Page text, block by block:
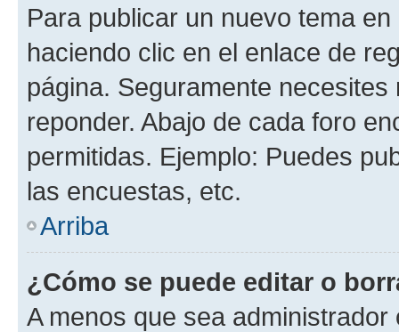
Para publicar un nuevo tema
haciendo clic en el enlace de
página. Seguramente
reponder. Abajo de cada foro
permitidas. Ejemplo: Puedes
las encuestas, etc.
Arriba
¿Cómo se puede editar o
A menos que sea